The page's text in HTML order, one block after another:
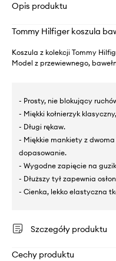
Opis produktu
Tommy Hilfiger koszula
Koszula z kolekcji Tommy
Model z przewiewnego,
- Prosty, nie blokujący
- Miękki kołnierzyk
- Długi rękaw.
- Miękkie mankiety z
dopasowanie.
- Wygodne zapięcie na
- Dłuższy tył zapewnia
- Cienka, lekko elastyczna
Szczegóły produktu
Cechy produktu